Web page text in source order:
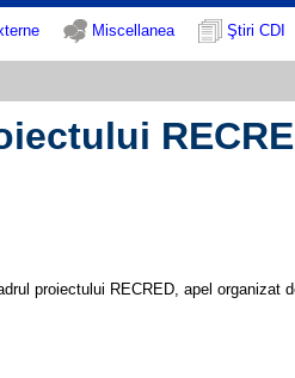
Miscellanea Ştiri CDI
proiectului RECRED, apel organizat